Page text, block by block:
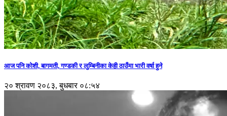
आज पनि कोशी, बागमती, गण्डकी र लुम्बिनीका केही ठाउँमा भारी वर्षा हुने
२० श्रावण २०८३, बुधबार ०८:५४